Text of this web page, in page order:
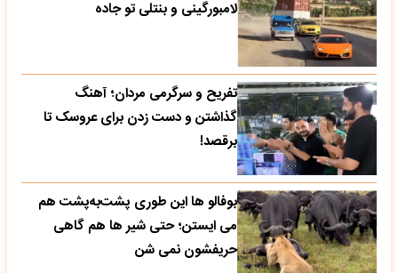
لامبورگینی و بنتلی تو جاده
تفریح و سرگرمی مردان؛ آهنگ
گذاشتن و دست زدن برای عروسک تا
برقصد!
بوفالو ها این‌ طوری پشت‌به‌پشت هم
می‌ ایستن؛ حتی شیر ها هم گاهی
حریفشون نمی‌ شن